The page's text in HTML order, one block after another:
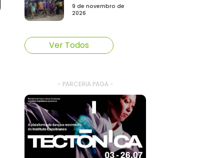
9 de novembro de
2026
Ver Todos
- PARCERIA PAGA -